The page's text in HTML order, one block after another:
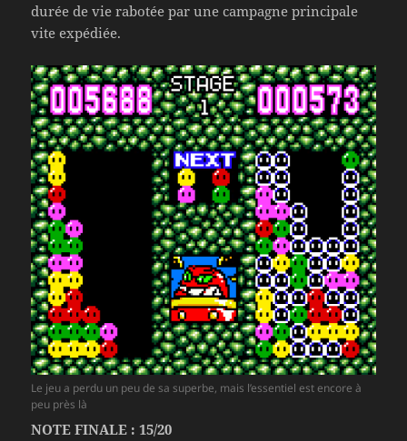
durée de vie rabotée par une campagne principale
vite expédiée.
Le jeu a perdu un peu de sa superbe, mais l’essentiel est encore à
peu près là
NOTE FINALE : 15/20